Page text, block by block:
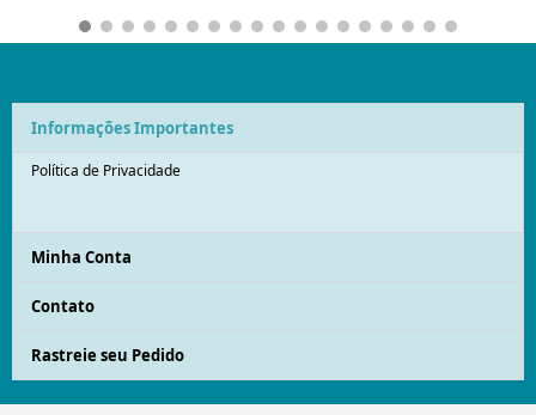
Informações Importantes
Minha Conta
Contato
Rastreie seu Pedido